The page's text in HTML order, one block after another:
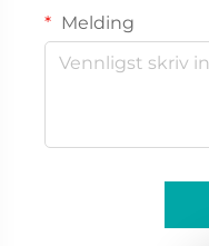
Melding